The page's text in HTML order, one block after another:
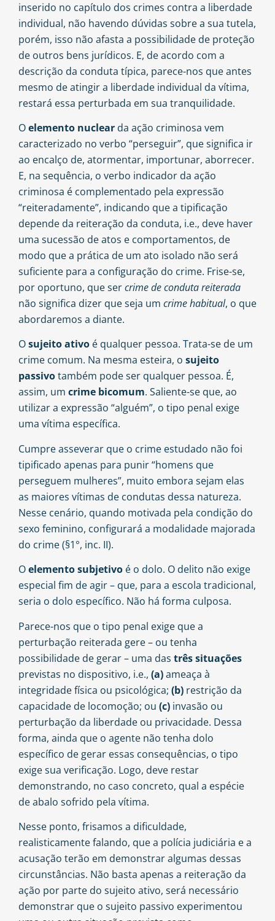
inserido no capítulo dos crimes contra a liberdade
individual, não havendo dúvidas sobre a sua tutela,
porém, isso não afasta a possibilidade de proteção
de outros bens jurídicos. E, de acordo com a
descrição da conduta típica, parece-nos que antes
mesmo de atingir a liberdade individual da vítima,
restará essa perturbada em sua tranquilidade.
Oelemento nuclear da ação criminosa vem
caracterizado no verbo “perseguir”, que significa ir
ao encalço de, atormentar, importunar, aborrecer.
E, na sequência, o verbo indicador da ação
criminosa é complementado pela expressão
“reiteradamente”, indicando que a tipificação
depende da reiteração da conduta, i.e., deve haver
uma sucessão de atos e comportamentos, de
modo que a prática de um ato isolado não será
suficiente para a configuração do crime. Frise-se,
por oportuno, que sercrime de conduta reiterada
não significa dizer que seja um crime habitual, o que
abordaremos a diante.
Osujeito ativo é qualquer pessoa. Trata-se de um
crime comum. Na mesma esteira, o sujeito
passivotambém pode ser qualquer pessoa. É,
assim, um crime bicomum. Saliente-se que, ao
utilizar a expressão “alguém”, o tipo penal exige
uma vítima específica.
Cumpre asseverar que o crime estudado não foi
tipificado apenas para punir “homens que
perseguem mulheres”, muito embora sejam elas
as maiores vítimas de condutas dessa natureza.
Nesse cenário, quando motivada pela condição do
sexo feminino, configurará a modalidade majorada
do crime (§1°, inc. II).
Oelemento subjetivo é o dolo. O delito não exige
especial fim de agir – que, para a escola tradicional,
seria o dolo específico. Não há forma culposa.
Parece-nos que o tipo penal exige que a
perturbação reiterada gere – ou tenha
possibilidade de gerar – uma das três situações
previstas no dispositivo, i.e., (a)ameaça à
integridade física ou psicológica; (b) restrição da
capacidade de locomoção; ou (c) invasão ou
perturbação da liberdade ou privacidade. Dessa
forma, ainda que o agente não tenha dolo
específico de gerar essas consequências, o tipo
exige sua verificação. Logo, deve restar
demonstrando, no caso concreto, qual a espécie
de abalo sofrido pela vítima.
Nesse ponto, frisamos a dificuldade,
realisticamente falando, que a polícia judiciária e a
acusação terão em demonstrar algumas dessas
circunstâncias. Não basta apenas a reiteração da
ação por parte do sujeito ativo, será necessário
demonstrar que o sujeito passivo experimentou